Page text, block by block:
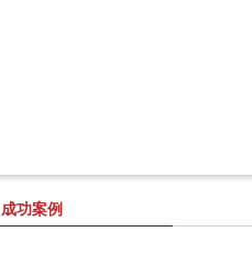
成功案例